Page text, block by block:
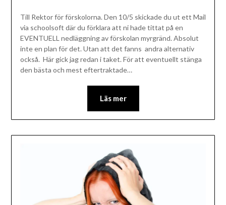
Till Rektor för förskolorna. Den 10/5 skickade du ut ett Mail
via schoolsoft där du förklara att ni hade tittat på en
EVENTUELL nedläggning av förskolan myrgränd. Absolut
inte en plan för det. Utan att det fanns andra alternativ
också. Här gick jag redan i taket. För att eventuellt stänga
den bästa och mest eftertraktade…
Läs mer